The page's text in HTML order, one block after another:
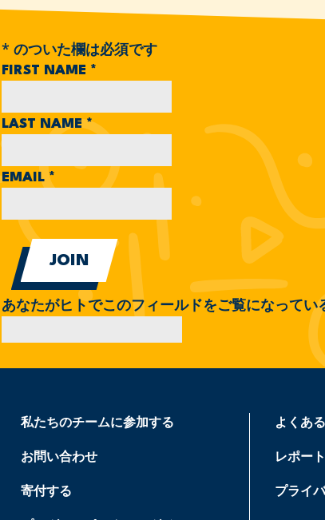
* のついた欄は必須です
FIRST NAME *
LAST NAME *
EMAIL *
あなたがヒトでこのフィールドをご覧になってい
私たちのチームに参加する
お問い合わせ
寄付する
よくあ
レポー
プライ